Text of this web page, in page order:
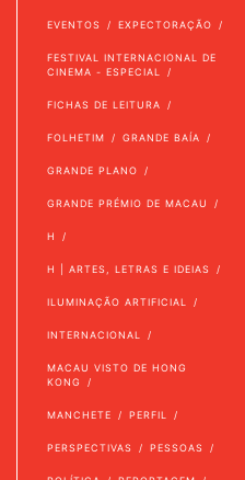
EVENTOS EXPECTORAÇÃO
FESTIVAL INTERNACIONAL DE
CINEMA - ESPECIAL
FICHAS DE LEITURA
FOLHETIM GRANDE BAÍA
GRANDE PLANO
GRANDE PRÉMIO DE MACAU
H
H | ARTES, LETRAS E IDEIAS
ILUMINAÇÃO ARTIFICIAL
INTERNACIONAL
MACAU VISTO DE HONG
KONG
MANCHETE PERFIL
PERSPECTIVAS PESSOAS